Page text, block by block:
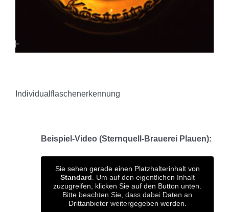
Individualflaschenerkennung
Beispiel-Video (Sternquell-Brauerei Plauen):
Sie sehen gerade einen Platzhalterinhalt von
Standard . Um auf den eigentlichen Inhalt
zuzugreifen, klicken Sie auf den Button unten.
Bitte beachten Sie, dass dabei Daten an
Drittanbieter weitergegeben werden.
Aus datenschutzrechtlichen Gründen
benötigt Vimeo Ihre Einwilligung um
geladen zu werden.